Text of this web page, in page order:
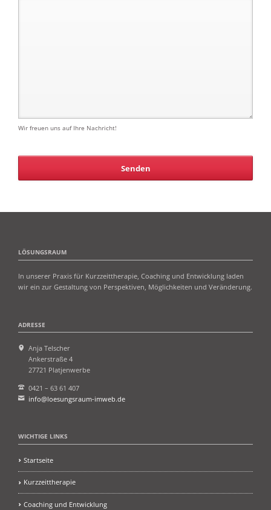
Wir freuen uns auf Ihre Nachricht!
Senden
LÖSUNGSRAUM
In unserer Praxis für Kurzzeittherapie, Coaching und Entwicklung laden
wir ein zur Gestaltung von Perspektiven, Möglichkeiten und Veränderung.
ADRESSE
Anja Telscher
Ankerstraße 4
27721 Platjenwerbe
0421 – 63 61 407
info@loesungsraum-imweb.de
WICHTIGE LINKS
Startseite
Kurzzeittherapie
Coaching und Entwicklung